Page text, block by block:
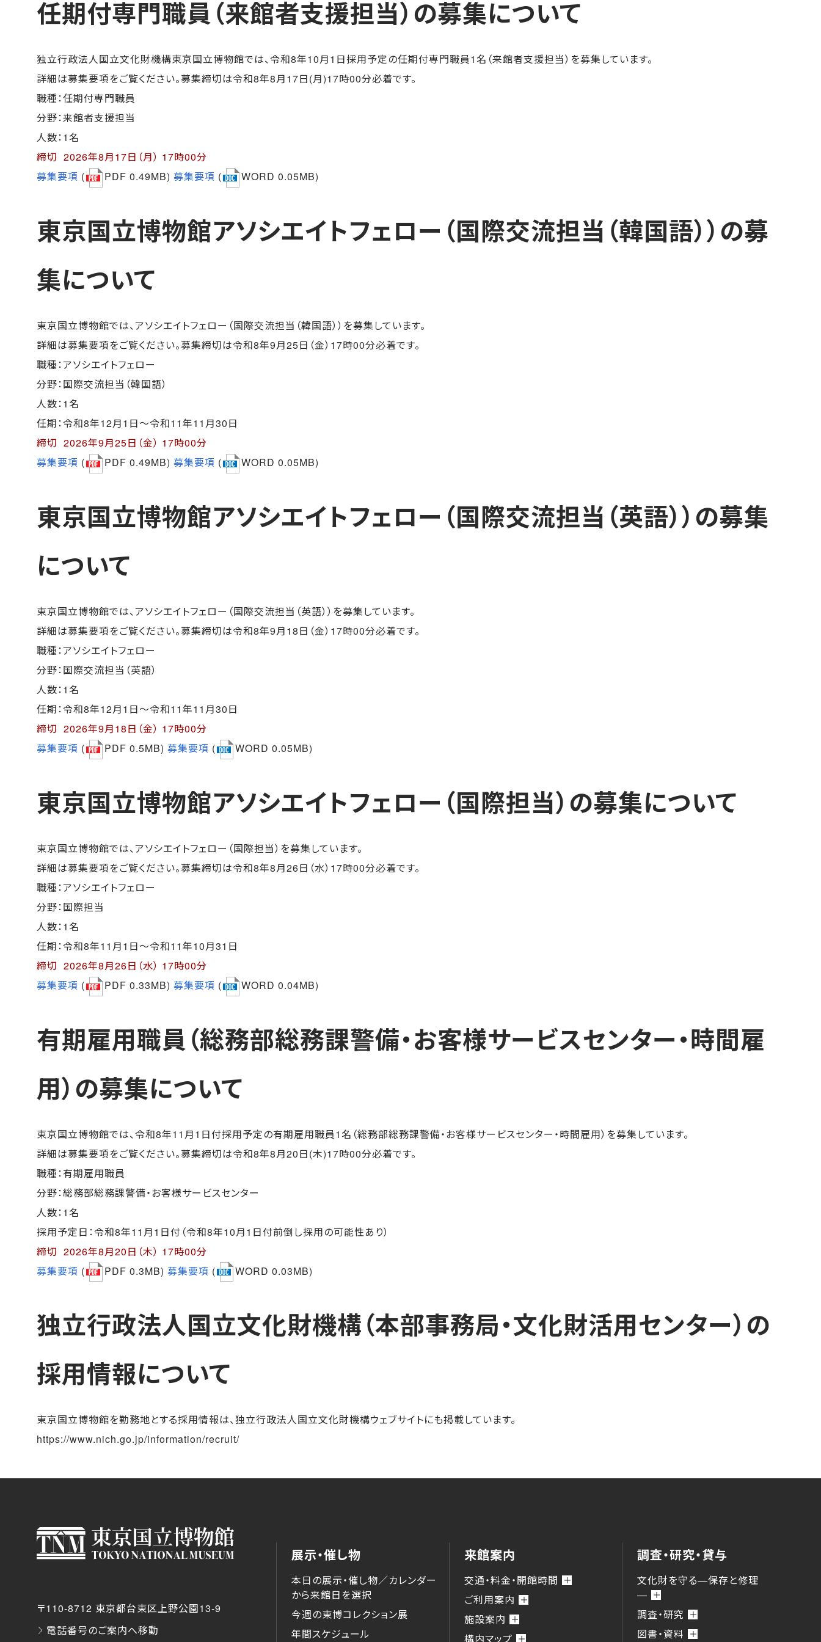
任期付専門職員（来館者支援担当）の募集について
独立行政法人国立文化財機構東京国立博物館では、令和8年10月1日採用予定の任期付専門職員1名（来館者支援担当）を募集しています。
詳細は募集要項をご覧ください。募集締切は令和8年8月17日(月)17時00分必着です。
職種：任期付専門職員
分野：来館者支援担当
人数：1名
締切 2026年8月17日（月） 17時00分
募集要項 ( PDF 0.49MB) 募集要項 ( WORD 0.05MB)
東京国立博物館アソシエイトフェロー（国際交流担当（韓国語））の募
集について
東京国立博物館では、アソシエイトフェロー（国際交流担当（韓国語））を募集しています。
詳細は募集要項をご覧ください。募集締切は令和8年9月25日（金）17時00分必着です。
職種：アソシエイトフェロー
分野：国際交流担当（韓国語）
人数：1名
任期：令和8年12月1日～令和11年11月30日
締切 2026年9月25日（金） 17時00分
募集要項 ( PDF 0.49MB) 募集要項 ( WORD 0.05MB)
東京国立博物館アソシエイトフェロー（国際交流担当（英語））の募集
について
東京国立博物館では、アソシエイトフェロー（国際交流担当（英語））を募集しています。
詳細は募集要項をご覧ください。募集締切は令和8年9月18日（金）17時00分必着です。
職種：アソシエイトフェロー
分野：国際交流担当（英語）
人数：1名
任期：令和8年12月1日～令和11年11月30日
締切 2026年9月18日（金） 17時00分
募集要項 ( PDF 0.5MB) 募集要項 ( WORD 0.05MB)
東京国立博物館アソシエイトフェロー（国際担当）の募集について
東京国立博物館では、アソシエイトフェロー（国際担当）を募集しています。
詳細は募集要項をご覧ください。募集締切は令和8年8月26日（水）17時00分必着です。
職種：アソシエイトフェロー
分野：国際担当
人数：1名
任期：令和8年11月1日～令和11年10月31日
締切 2026年8月26日（水） 17時00分
募集要項 ( PDF 0.33MB) 募集要項 ( WORD 0.04MB)
有期雇用職員（総務部総務課警備・お客様サービスセンター・時間雇
用）の募集について
東京国立博物館では、令和8年11月1日付採用予定の有期雇用職員1名（総務部総務課警備・お客様サービスセンター・時間雇用）を募集しています。
詳細は募集要項をご覧ください。募集締切は令和8年8月20日(木)17時00分必着です。
職種：有期雇用職員
分野：総務部総務課警備・お客様サービスセンター
人数：1名
採用予定日：令和8年11月1日付（令和8年10月1日付前倒し採用の可能性あり）
締切 2026年8月20日（木） 17時00分
募集要項 ( PDF 0.3MB) 募集要項 ( WORD 0.03MB)
独立行政法人国立文化財機構（本部事務局・文化財活用センター）の
採用情報について
東京国立博物館を勤務地とする採用情報は、独立行政法人国立文化財機構ウェブサイトにも掲載しています。
https://www.nich.go.jp/information/recruit/
〒110-8712 東京都台東区上野公園13-9
電話番号のご案内へ移動
展示・催し物
本日の展示・催し物／カレンダー
から来館⽇を選択
今週の東博コレクション展
年間スケジュール
来館案内
交通・料金・開館時間
ご利用案内
施設案内
構内マップ
調査・研究・貸与
文化財を守る―保存と修理
―
調査・研究
図書・資料